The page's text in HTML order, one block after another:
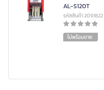
AL-S120T
รหัสสินค้า 2091822
ไม่พร้อมขาย